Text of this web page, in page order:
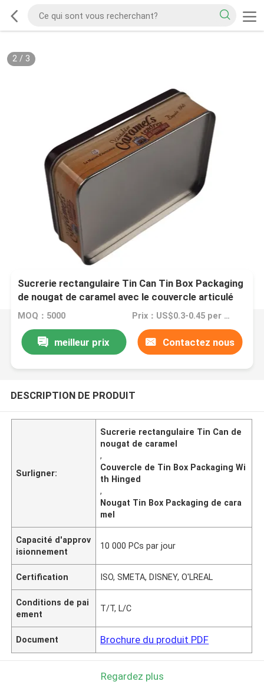
2/ 3
Sucrerie rectangulaire Tin Can Tin Box Packaging
de nougat de caramel avec le couvercle articulé
MOQ：5000 Prix：US$0.3-0.45 per piece
meilleur prix Contactez nous
DESCRIPTION DE PRODUIT
Surligner:
Sucrerie rectangulaire Tin Can de
nougat de caramel
,
Couvercle de Tin Box Packaging Wi
th Hinged
,
Nougat Tin Box Packaging de cara
mel
Capacité d'approv
isionnement
10 000 PCs par jour
Certification ISO, SMETA, DISNEY, O'LREAL
Conditions de pai
ement
T/T, L/C
Document Brochure du produit PDF
Regardez plus